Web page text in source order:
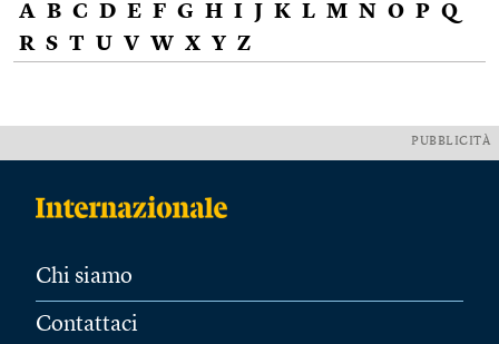
A B C D E F G H I J K L M N O P Q
R S T U V W X Y Z
PUBBLICITÀ
Chi siamo
Contattaci